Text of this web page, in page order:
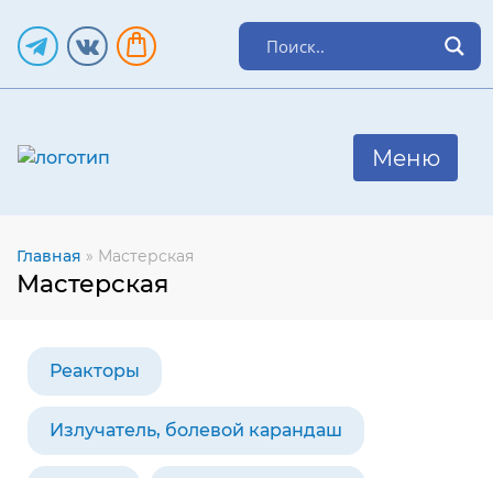
Главная » Мастерская
Мастерская
Реакторы
Излучатель, болевой карандаш